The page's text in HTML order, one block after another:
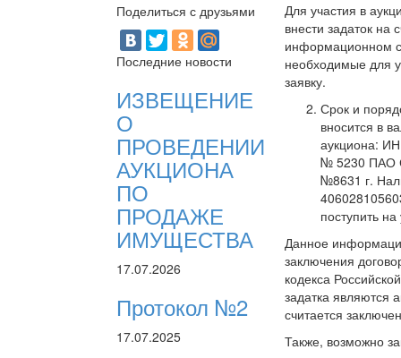
Поделиться с друзьями
Последние новости
ИЗВЕЩЕНИЕ
О
ПРОВЕДЕНИИ
АУКЦИОНА
ПО
ПРОДАЖЕ
ИМУЩЕСТВА
17.07.2026
Протокол №2
17.07.2025
Для участия в
внести задаток на
информационном
необходимые для
заявку.
Срок и
вносится в
аукциона:
№ 5230 ПАО
№8631 г.
поступить
Данное
заключения
кодекса
задатка являются
считается
Также, возможно